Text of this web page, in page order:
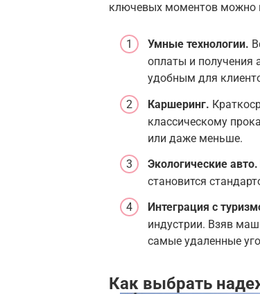
ключевых моментов можно
Умные технологии.
оплаты и получения
удобным для
Каршеринг.
классическому
или даже меньше.
Экологические авто.
становится
Интеграция с
индустрии. Взяв
самые удаленные
Как выбрать